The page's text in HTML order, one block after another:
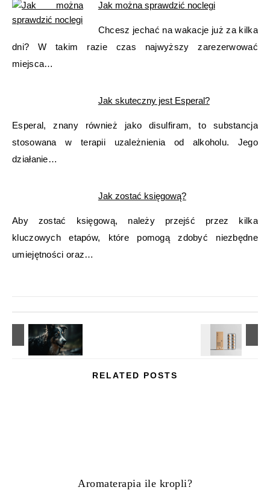
Jak można sprawdzić noclegi
Chcesz jechać na wakacje już za kilka
dni? W takim razie czas najwyższy zarezerwować
miejsca…
Jak skuteczny jest Esperal?
Esperal, znany również jako disulfiram, to substancja
stosowana w terapii uzależnienia od alkoholu. Jego
działanie…
Jak zostać księgową?
Aby zostać księgową, należy przejść przez kilka
kluczowych etapów, które pomogą zdobyć niezbędne
umiejętności oraz…
RELATED POSTS
Aromaterapia ile kropli?